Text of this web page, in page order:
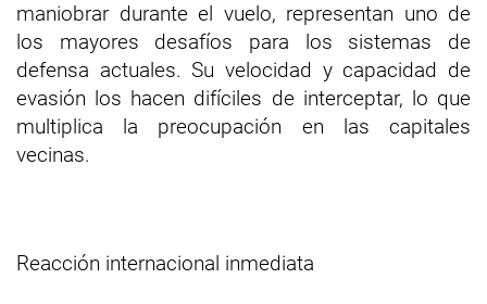
maniobrar durante el vuelo, representan uno de
los mayores desafíos para los sistemas de
defensa actuales. Su velocidad y capacidad de
evasión los hacen difíciles de interceptar, lo que
multiplica la preocupación en las capitales
vecinas.
Reacción internacional inmediata